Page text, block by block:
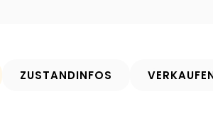
ZUSTANDINFOS